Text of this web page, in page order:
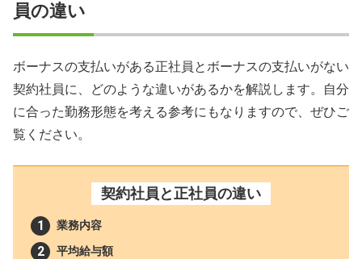
員の違い
ボーナスの支払いがある正社員とボーナスの支払いがない
契約社員に、どのような違いがあるかを解説します。自分
に合った勤務形態を考える参考にもなりますので、ぜひご
覧ください。
契約社員と正社員の違い
業務内容
平均給与額